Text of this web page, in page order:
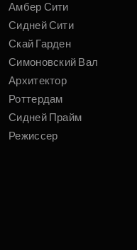
Амбер Сити
Сидней Сити
Скай Гарден
Симоновский Вал
Архитектор
Роттердам
Сидней Прайм
Режиссер